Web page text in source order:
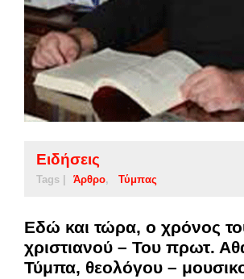
Ειδήσεις
Tags | Άρθρο Τύμπας
Εδώ και τώρα, ο χρόνος
χριστιανού – Του πρωτ.
Τύμπα, θεολόγου –